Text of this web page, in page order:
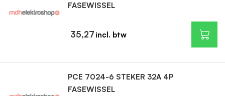
FASEWISSEL
35,27
PCE 7024-6 STEKER 32A 4P
FASEWISSEL